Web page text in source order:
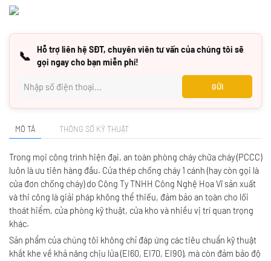
📞
Hỗ trợ liên hệ SĐT, chuyên viên tư vấn của chúng tôi sẽ
gọi ngay cho bạn miễn phí!
GỬI
MÔ TẢ THÔNG SỐ KỸ THUẬT
Trong mọi công trình hiện đại, an toàn phòng cháy chữa cháy (PCCC)
luôn là ưu tiên hàng đầu. Cửa thép chống cháy 1 cánh (hay còn gọi là
cửa đơn chống cháy) do Công Ty TNHH Công Nghệ Hoa Vĩ sản xuất
và thi công là giải pháp không thể thiếu, đảm bảo an toàn cho lối
thoát hiểm, cửa phòng kỹ thuật, cửa kho và nhiều vị trí quan trọng
khác.
Sản phẩm của chúng tôi không chỉ đáp ứng các tiêu chuẩn kỹ thuật
khắt khe về khả năng chịu lửa (EI60, EI70, EI90), mà còn đảm bảo độ